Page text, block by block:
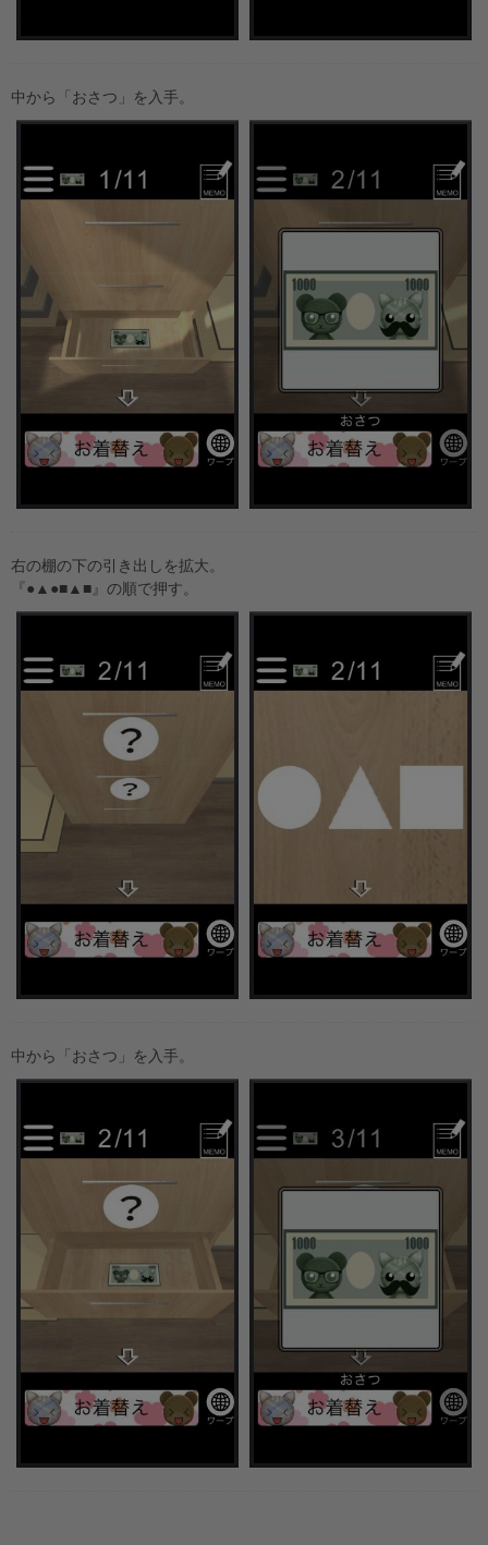
中から「おさつ」を入手。
右の棚の下の引き出しを拡大。
『●▲●■▲■』の順で押す。
中から「おさつ」を入手。